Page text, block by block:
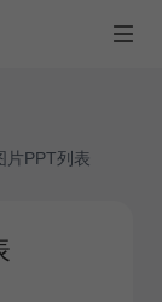
片PPT列表